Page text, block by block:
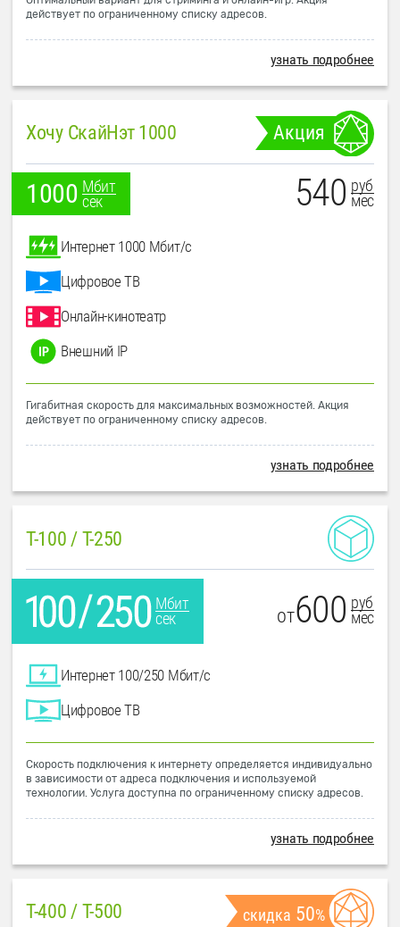
действует по ограниченному списку адресов.
узнать подробнее
Хочу СкайНэт 1000 Акция
1000 Мбит
сек
540 руб
мес
Интернет 1000 Мбит/с
Цифровое ТВ
Онлайн-кинотеатр
Внешний IP
Гигабитная скорость для максимальных возможностей. Акция
действует по ограниченному списку адресов.
узнать подробнее
T-100 / T-250
Мбит
сек
от600 руб
мес
Интернет 100/250 Мбит/с
Цифровое ТВ
Скорость подключения к интернету определяется индивидуально
в зависимости от адреса подключения и используемой
технологии. Услуга доступна по ограниченному списку адресов.
узнать подробнее
T-400 / T-500 скидка 50%